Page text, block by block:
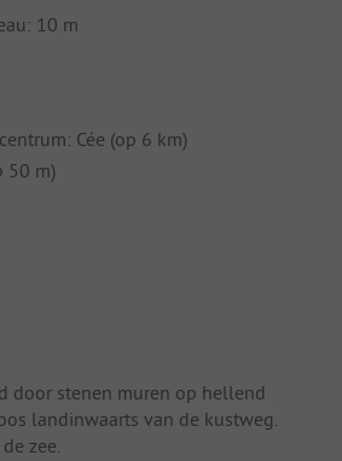
10 m
Cée (op 6 km)
50 m)
door stenen muren op hellend
landinwaarts van de kustweg.
zee.